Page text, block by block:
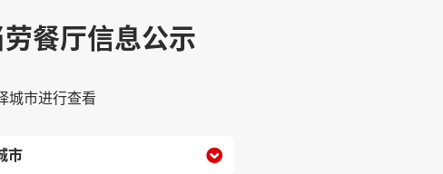
餐厅信息公示
城市进行查看
